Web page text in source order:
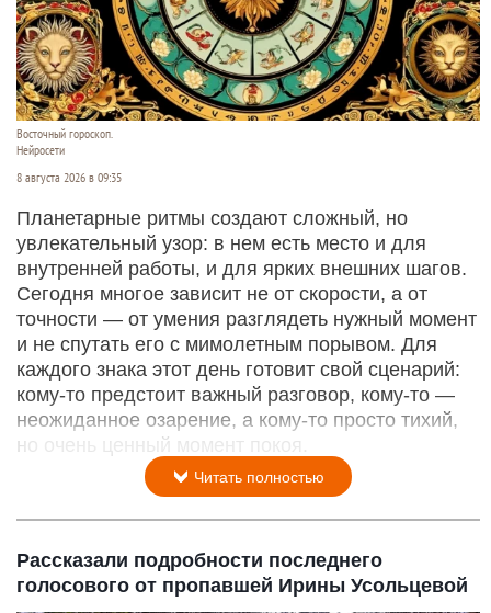
Восточный гороскоп.
Нейросети
8 августа 2026 в 09:35
Планетарные ритмы создают сложный, но
увлекательный узор: в нем есть место и для
внутренней работы, и для ярких внешних шагов.
Сегодня многое зависит не от скорости, а от
точности — от умения разглядеть нужный момент
и не спутать его с мимолетным порывом. Для
каждого знака этот день готовит свой сценарий:
кому‑то предстоит важный разговор, кому‑то —
неожиданное озарение, а кому‑то просто тихий,
но очень ценный момент покоя.
Читать полностью
Рассказали подробности последнего
голосового от пропавшей Ирины Усольцевой